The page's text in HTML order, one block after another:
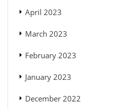
April 2023
March 2023
February 2023
January 2023
December 2022